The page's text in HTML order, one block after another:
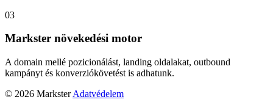
03
Markster növekedési motor
A domain mellé pozicionálást, landing oldalakat, outbound
kampányt és konverziókövetést is adhatunk.
© 2026 Markster Adatvédelem